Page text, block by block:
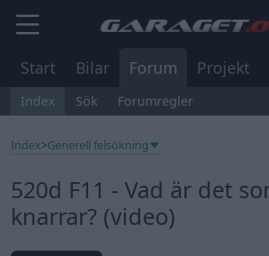
Start Bilar Forum Projekt
Index Sök Forumregler
Index>Generell felsökning
520d F11 - Vad är det
knarrar? (video)